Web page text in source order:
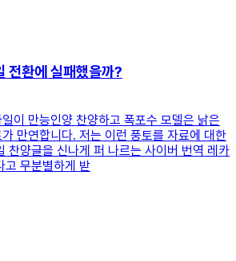
전환에 실패했을까?
이 만능인양 찬양하고 폭포수 모델은 낡은
만연합니다. 저는 이런 풍토를 자료에 대한
찬양글을 신나게 퍼 나르는 사이버 번역 레카
고 무분별하게 받